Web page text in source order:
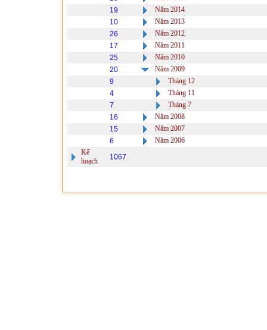
19
Năm 2014
10
Năm 2013
26
Năm 2012
17
Năm 2011
25
Năm 2010
20
Năm 2009
9
Tháng 12
4
Tháng 11
7
Tháng 7
16
Năm 2008
15
Năm 2007
6
Năm 2006
Kế
hoạch
1067